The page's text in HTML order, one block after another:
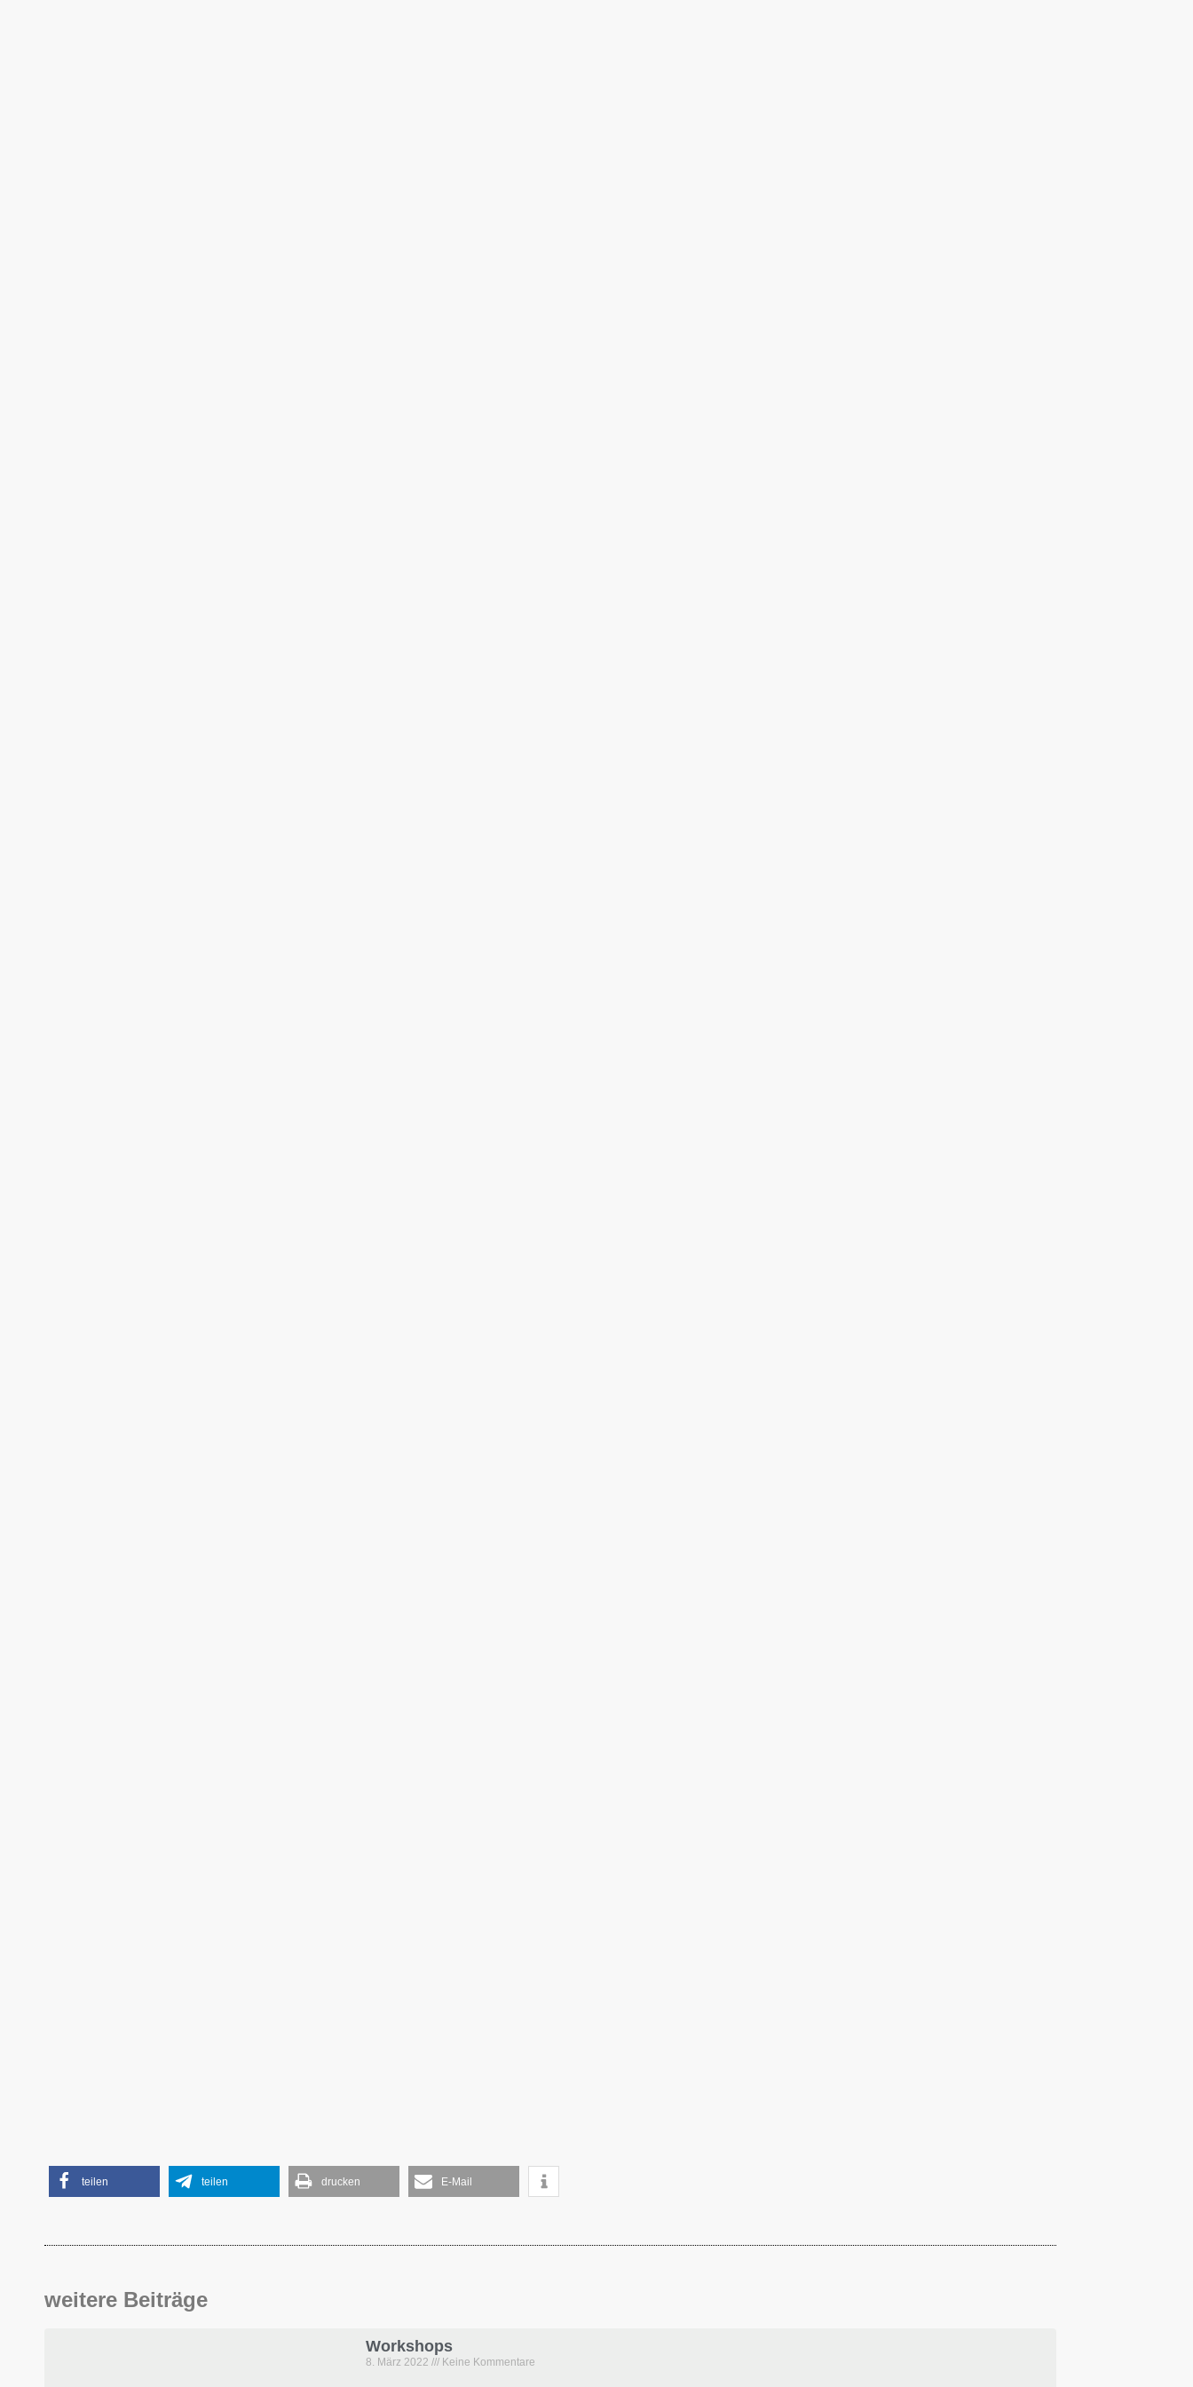
teilen teilen drucken E-Mail
weitere Beiträge
Workshops
8. März 2022 Keine Kommentare